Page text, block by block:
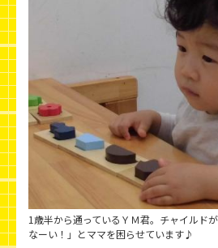
1歳半から通っているＹＭ君。チャイルド
なーい！」とママを困らせています♪